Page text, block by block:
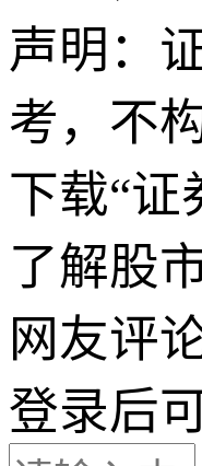
声明：
考，不
下载“证
了解股
网友评
登录后